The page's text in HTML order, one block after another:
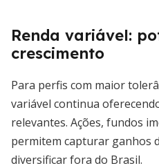
Renda variável:
crescimento
Para perfis com maior
variável continua
relevantes. Ações, fundos
permitem capturar ganhos
diversificar fora do Brasil.